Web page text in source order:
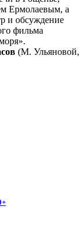
Ермолаевым, а
и обсуждение
фильма
(М. Ульяновой,